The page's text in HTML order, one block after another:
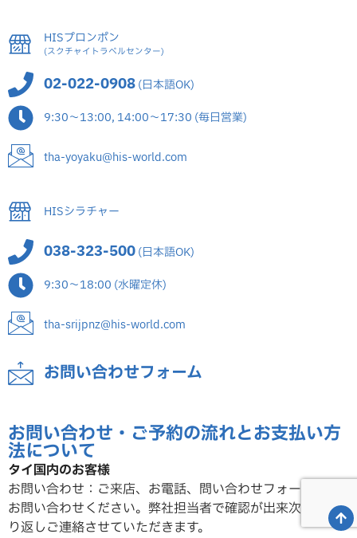
HISプロンポン
(スクチャイトラベルセンター)
02-022-0908(日本語OK)
9:30～13:00, 14:00～17:30 (毎日営業)
tha-yoyaku@his-world.com
HISシラチャー
038-323-500(日本語OK)
9:30～18:00 (水曜定休)
tha-srijpnz@his-world.com
お問い合わせフォーム
お問い合わせ・ご予約の流れとお支払い方
法について
タイ国内のお客様
お問い合わせ：ご来店、お電話、問い合わせフォームから
お問い合わせください。弊社担当者で確認が出来次第、折
り返しご連絡させていただきます。